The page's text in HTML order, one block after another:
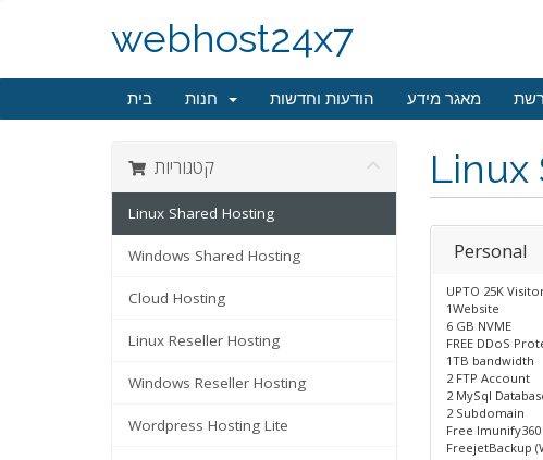
webhost24x7
בית הודעות וחדשות מאגר מידע
Linux קטגוריות
Linux Shared Hosting
Windows Shared Hosting
Cloud Hosting
Linux Reseller Hosting
Windows Reseller Hosting
Wordpress Hosting Lite
Personal
UPTO 25K
1Website
6 GB NVME
FREE DDoS
1TB bandwidth
2 FTP Account
2 MySql
2 Subdomain
Free
FreejetBackup